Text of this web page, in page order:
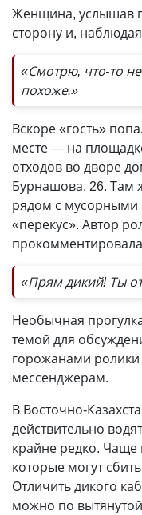
Женщина, услышав
сторону и,
«Смотрю, что-то
похоже.»
Вскоре «гость»
месте — на
отходов во дворе
Бурнашова, 26. Там
рядом с мусорными
«перекус». Автор
«Прям дикий! Ты
Необычная
темой для
горожанами ролики
мессенджерам.
В Восточно-
действительно
крайне редко. Чаще
которые могут
Отличить дикого
можно по